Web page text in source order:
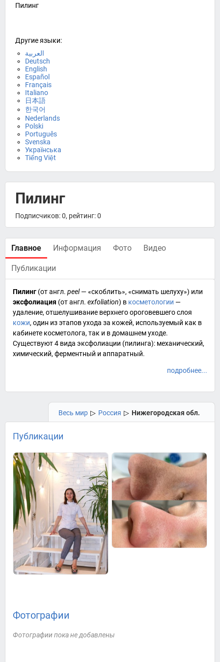
Пилинг
Другие языки:
العربية
Deutsch
English
Español
Français
Italiano
日本語
한국어
Nederlands
Polski
Português
Svenska
Українська
Tiếng Việt
Пилинг
Подписчиков: 0, рейтинг: 0
Главное Информация Фото Видео
Публикации
Пилинг (отангл. peel— «скоблить», «снимать шелуху») или
эксфолиация (отангл. exfoliation) в косметологии —
удаление, отшелушивание верхнего ороговевшего слоя
кожи, один из этапов ухода за кожей, используемый как в
кабинете косметолога, так и в домашнем уходе.
Существуют 4 вида эксфолиации (пилинга): механический,
химический, ферментный и аппаратный.
подробнее...
Весь мир ▷ Россия ▷ Нижегородская обл.
Публикации
Фотографии
Фотографии пока не добавлены